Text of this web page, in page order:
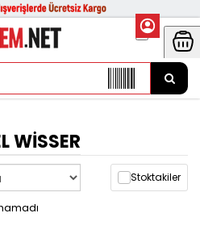
WISSER
Stoktakiler